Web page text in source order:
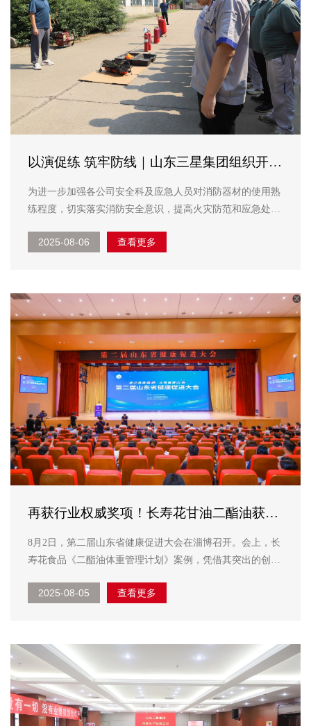
以演促练 筑牢防线｜山东三星集团组织开展
为进一步加强各公司安全科及应急人员对消防器材的使用熟
练程度，切实落实消防安全意识，提高火灾防范和应急处置
开展了一场全面深入的消防技能培训活动。 培训开始，集
2025-08-06 查看更多
再获行业权威奖项！长寿花甘油二酯油获评
8月2日，第二届山东省健康促进大会在淄博召开。会上，长
寿花食品《二酯油体重管理计划》案例，凭借其突出的创新
的获得，不仅是对长寿花食品在健康油脂领域持续创新成果
2025-08-05 查看更多